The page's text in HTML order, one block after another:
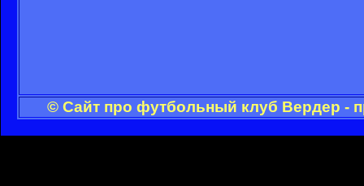
© Сайт про футбольный клуб Вердер -